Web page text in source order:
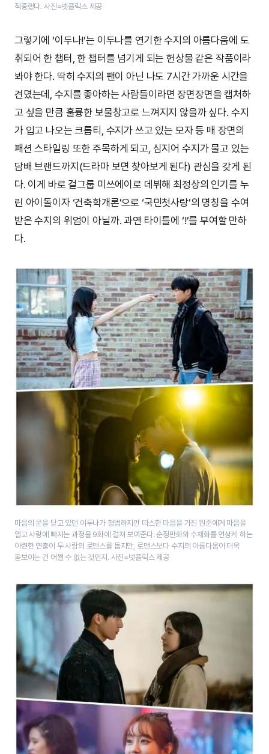
적중했다. 사진=넷플릭스 제공
그렇기에 ‘이두나!’는 이두나를 연기한 수지의 아름다움에 도
취되어 한 챕터, 한 챕터를 넘기게 되는 헌상물 같은 작품이라
봐야 한다. 딱히 수지의 팬이 아닌 나도 7시간 가까운 시간을
견뎠는데, 수지를 좋아하는 사람들이라면 장면장면을 캡처하
고 싶을 만큼 훌륭한 보물창고로 느껴지지 않을까 싶다. 수지
가 입고 나오는 크롭티, 수지가 쓰고 있는 모자 등 매 장면의
패션 스타일링 또한 주목하게 되고, 심지어 수지가 물고 있는
담배 브랜드까지(드라마 보면 찾아보게 된다) 관심을 갖게 된
다. 이게 바로 걸그룹 미쓰에이로 데뷔해 최정상의 인기를 누
린 아이돌이자 ‘건축학개론’으로 ‘국민첫사랑’의 명칭을 수여
받은 수지의 위엄이 아닐까. 과연 타이틀에 ‘!’를 부여할 만하
다.
마음의 문을 닫고 있던 이두나가 평범하지만 따스한 마음을 가진 원준에게 마음을
열고 사랑에 빠지는 과정을 9화에 걸쳐 보여준다. 순정만화와 수채화를 연상케 하는
아련한 연출이 두 사람의 로맨스를 돕지만, 로맨스보다 수지의 아름다움이 더욱
돋보이는 건 어쩔 수 없는 것인지. 사진=넷플릭스 제공